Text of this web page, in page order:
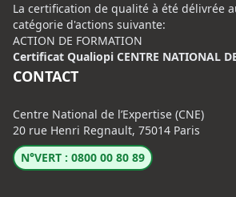
La certification de qualité à été délivrée
catégorie d'actions suivante:
ACTION DE FORMATION
Certificat Qualiopi CENTRE NATIONAL DE
CONTACT
Centre National de l’Expertise (CNE)
20 rue Henri Regnault, 75014 Paris
N°VERT : 0800 00 80 89